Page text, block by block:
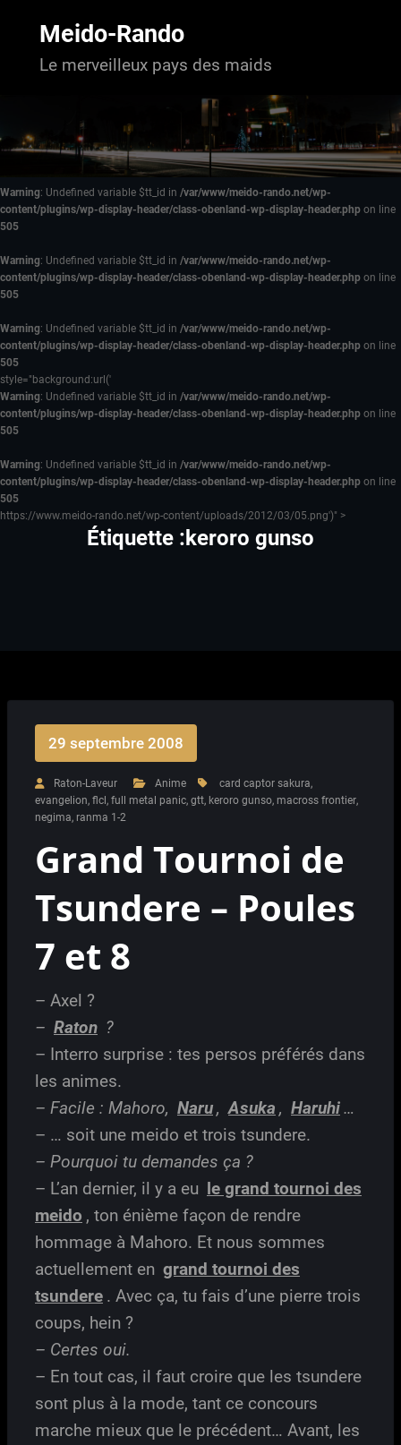
Meido-Rando
Le merveilleux pays des maids
Warning: Undefined variable $tt_id in /var/www/meido-rando.net/wp-
content/plugins/wp-display-header/class-obenland-wp-display-header.php on line
505
Warning: Undefined variable $tt_id in /var/www/meido-rando.net/wp-
content/plugins/wp-display-header/class-obenland-wp-display-header.php on line
505
Warning: Undefined variable $tt_id in /var/www/meido-rando.net/wp-
content/plugins/wp-display-header/class-obenland-wp-display-header.php on line
505
style="background:url('
Warning: Undefined variable $tt_id in /var/www/meido-rando.net/wp-
content/plugins/wp-display-header/class-obenland-wp-display-header.php on line
505
Warning: Undefined variable $tt_id in /var/www/meido-rando.net/wp-
content/plugins/wp-display-header/class-obenland-wp-display-header.php on line
505
https://www.meido-rando.net/wp-content/uploads/2012/03/05.png')" >
Étiquette :keroro gunso
29 septembre 2008
Raton-Laveur Anime card captor sakura,
evangelion, flcl, full metal panic, gtt, keroro gunso, macross frontier,
negima, ranma 1-2
Grand Tournoi de
Tsundere – Poules
7 et 8
– Axel ?
– Raton ?
– Interro surprise : tes persos préférés dans
les animes.
– Facile : Mahoro, Naru, Asuka , Haruhi…
– … soit une meido et trois tsundere.
– Pourquoi tu demandes ça ?
– L’an dernier, il y a eu le grand tournoi des
meido , ton énième façon de rendre
hommage à Mahoro. Et nous sommes
actuellement en grand tournoi des
tsundere . Avec ça, tu fais d’une pierre trois
coups, hein ?
– Certes oui.
– En tout cas, il faut croire que les tsundere
sont plus à la mode, tant ce concours
marche mieux que le précédent… Avant, les